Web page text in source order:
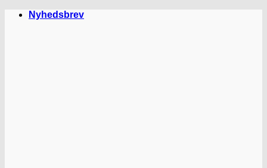
FortsætNyhedsbrev